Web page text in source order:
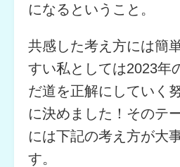
になるということ。
共感した考え方には簡
すい私としては2023年
だ道を正解にしていく
に決めました！そのテ
には下記の考え方が大
す。